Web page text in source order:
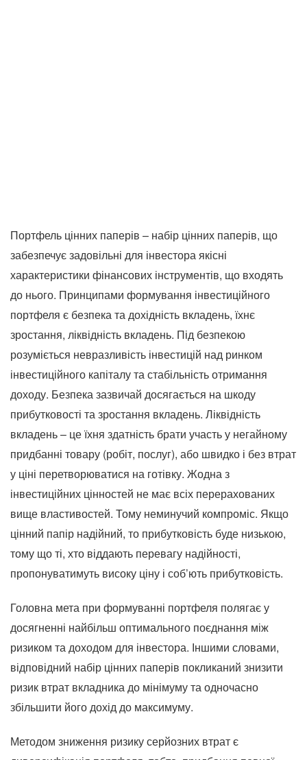
Портфель цінних паперів – набір цінних паперів, що
забезпечує задовільні для інвестора якісні
характеристики фінансових інструментів, що входять
до нього. Принципами формування інвестиційного
портфеля є безпека та дохідність вкладень, їхнє
зростання, ліквідність вкладень. Під безпекою
розуміється невразливість інвестицій над ринком
інвестиційного капіталу та стабільність отримання
доходу. Безпека зазвичай досягається на шкоду
прибутковості та зростання вкладень. Ліквідність
вкладень – це їхня здатність брати участь у негайному
придбанні товару (робіт, послуг), або швидко і без втрат
у ціні перетворюватися на готівку. Жодна з
інвестиційних цінностей не має всіх перерахованих
вище властивостей. Тому неминучий компроміс. Якщо
цінний папір надійний, то прибутковість буде низькою,
тому що ті, хто віддають перевагу надійності,
пропонуватимуть високу ціну і соб’ють прибутковість.
Головна мета при формуванні портфеля полягає у
досягненні найбільш оптимального поєднання між
ризиком та доходом для інвестора. Іншими словами,
відповідний набір цінних паперів покликаний знизити
ризик втрат вкладника до мінімуму та одночасно
збільшити його дохід до максимуму.
Методом зниження ризику серйозних втрат є